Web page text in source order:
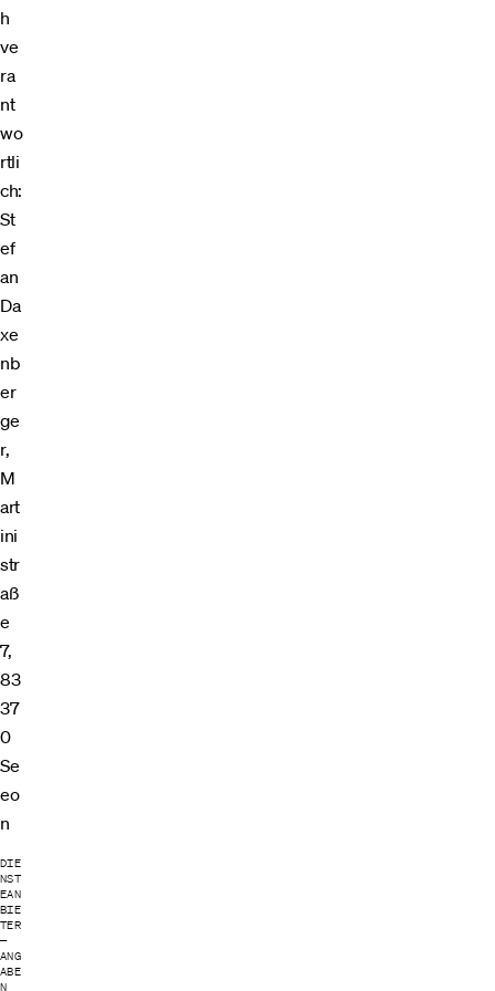
h
ve
ra
nt
wo
rtli
ch:
St
ef
an
Da
xe
nb
er
ge
r,
M
art
ini
str
aß
e
7,​
83
37
0
Se
eo
n
DIE
NST
EAN
BIE
TER
—
ANG
ABE
N